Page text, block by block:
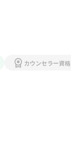
カウンセラー資格